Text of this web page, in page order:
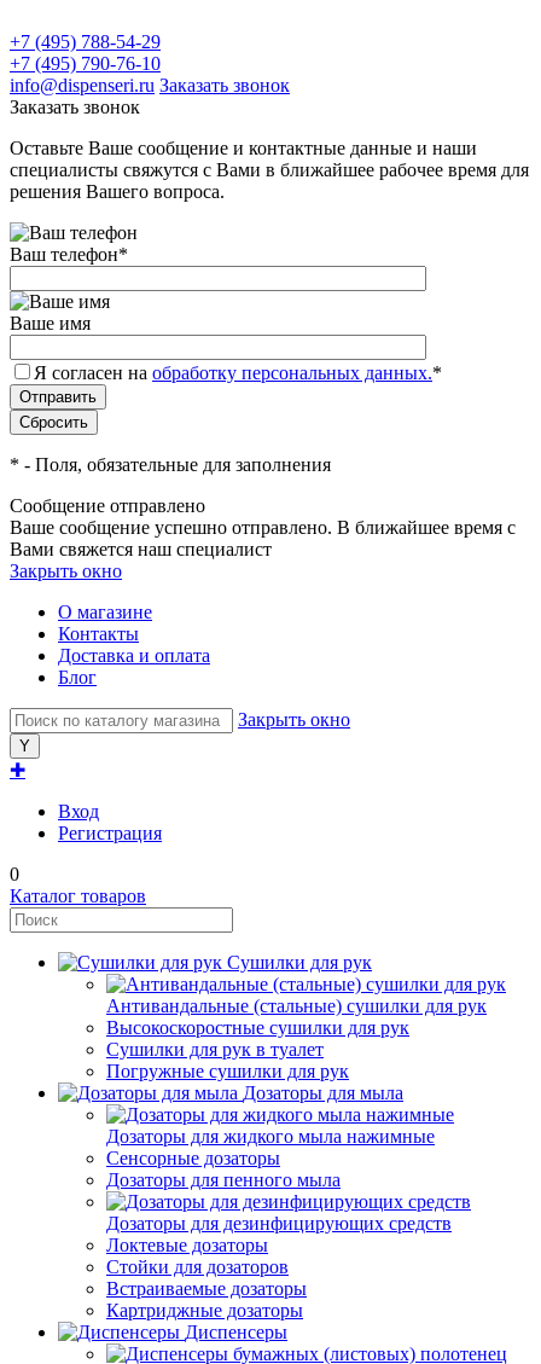
+7 (495) 788-54-29
+7 (495) 790-76-10
info@dispenseri.ru Заказать звонок
Заказать звонок
Оставьте Ваше сообщение и контактные данные и наши
специалисты свяжутся с Вами в ближайшее рабочее время для
решения Вашего вопроса.
Ваш телефон*
Ваше имя
Я согласен на обработку персональных данных.*
* - Поля, обязательные для заполнения
Сообщение отправлено
Ваше сообщение успешно отправлено. В ближайшее время с
Вами свяжется наш специалист
Закрыть окно
О магазине
Контакты
Доставка и оплата
Блог
Закрыть окно
✚
Вход
Регистрация
0
Каталог товаров
Сушилки для рук
Антивандальные (стальные) сушилки для рук
Высокоскоростные сушилки для рук
Сушилки для рук в туалет
Погружные сушилки для рук
Дозаторы для мыла
Дозаторы для жидкого мыла нажимные
Сенсорные дозаторы
Дозаторы для пенного мыла
Дозаторы для дезинфицирующих средств
Локтевые дозаторы
Стойки для дозаторов
Встраиваемые дозаторы
Картриджные дозаторы
Диспенсеры